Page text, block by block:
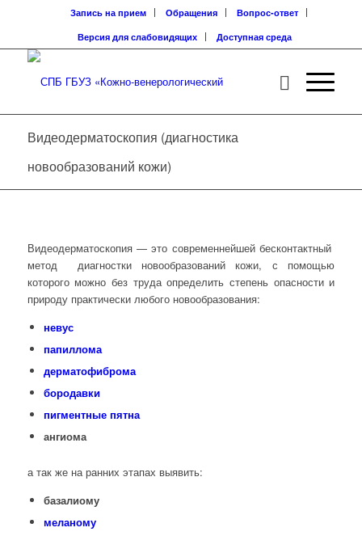
Запись на прием Обращения
Вопрос-ответ
Версия для слабовидящих
Доступная среда
Видеодерматоскопия (диагностика
новообразований кожи)
Видеодерматоскопия — это современнейшей бесконтактный
метод диагностки новообразований кожи, с помощью
которого можно без труда определить степень опасности и
природу практически любого новообразования:
невус
папиллома
дерматофиброма
бородавки
пигментные пятна
ангиома
а так же на ранних этапах выявить:
базалиому
меланому